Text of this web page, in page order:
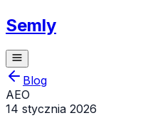
Semly
Blog
AEO
14 stycznia 2026